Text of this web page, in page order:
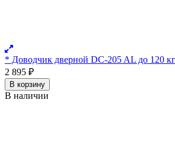
* Доводчик дверной DC-205 AL до 120
2 895 ₽
В корзину
В наличии